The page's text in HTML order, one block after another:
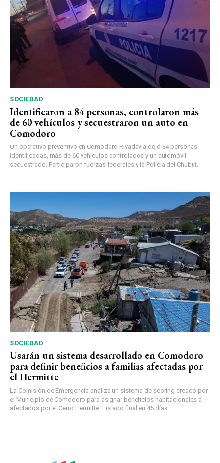
SOCIEDAD
Identificaron a 84 personas, controlaron más
de 60 vehículos y secuestraron un auto en
Comodoro
Un operativo preventivo en Comodoro Rivadavia dejó 84 personas
identificadas, más de 60 vehículos controlados y un automóvil
secuestrado. Participaron fuerzas federales y la Policía del Chubut.
SOCIEDAD
Usarán un sistema desarrollado en Comodoro
para definir beneficios a familias afectadas por
el Hermitte
La Comisión de Emergencia analiza un sistema de scoring creado por
el Municipio de Comodoro para asignar beneficios habitacionales a
afectados por el Cerro Hermitte. Listado final en 45 días.